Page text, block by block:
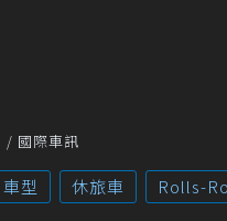
國際車訊
車型 休旅車 Rolls-